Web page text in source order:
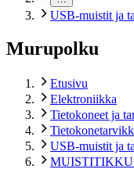
USB-muistit ja
Murupolku
Etusivu
Elektroniikka
Tietokoneet ja
USB-muistit ja
MUISTITIKKU